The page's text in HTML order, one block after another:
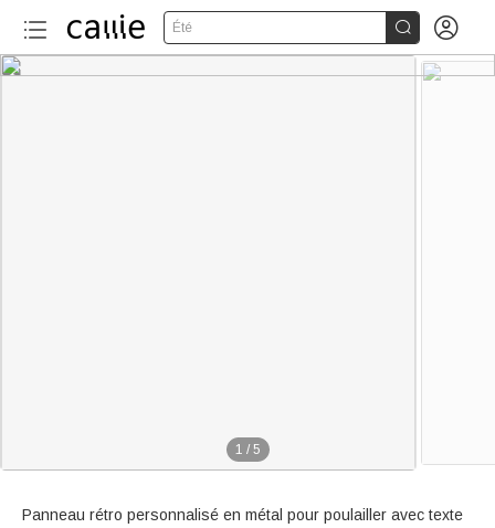
Été  
1 / 5
Panneau rétro personnalisé en métal pour poulailler avec texte